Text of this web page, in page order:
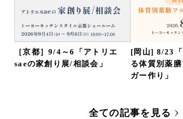
［京都］9/4～6「アトリエ
saeの家創り展/相談会」
[岡山] 8/23
る体質別薬
ガー作り」
全ての記事を見る